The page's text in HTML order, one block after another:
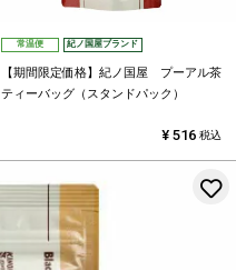
常温便 紀ノ国屋ブランド
【期間限定価格】紀ノ国屋 プーアル茶
ティーバッグ（スタンドパック）
¥ 516 税込